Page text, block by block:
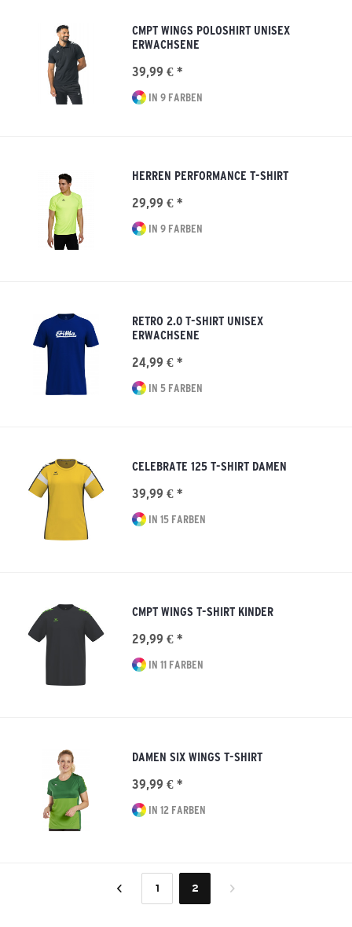
CMPT WINGS POLOSHIRT UNISEX
ERWACHSENE
39,99 € *
IN 9 FARBEN
HERREN PERFORMANCE T-SHIRT
29,99 € *
IN 9 FARBEN
RETRO 2.0 T-SHIRT UNISEX
ERWACHSENE
24,99 € *
IN 5 FARBEN
CELEBRATE 125 T-SHIRT DAMEN
39,99 € *
IN 15 FARBEN
CMPT WINGS T-SHIRT KINDER
29,99 € *
IN 11 FARBEN
DAMEN SIX WINGS T-SHIRT
39,99 € *
IN 12 FARBEN
1 2